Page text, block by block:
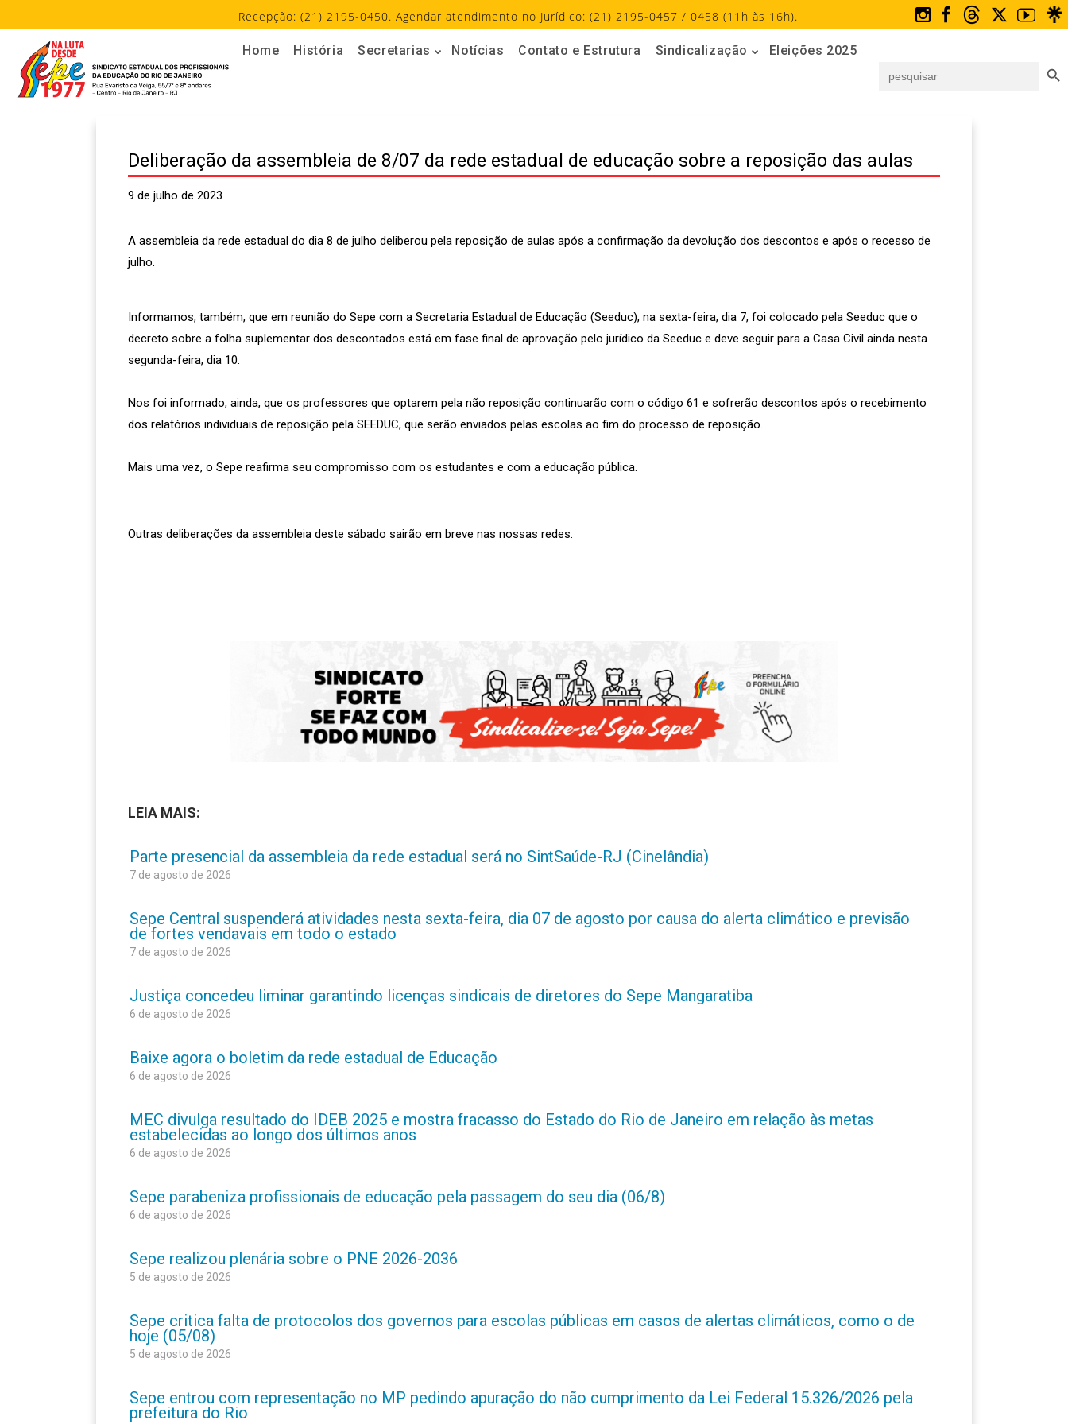
Recepção: (21) 2195-0450. Agendar atendimento no Jurídico: (21) 2195-0457 / 0458 (11h às 16h).
Home História Secretarias Notícias Contato e Estrutura Sindicalização
Eleições 2025
for:
Deliberação da assembleia de 8/07 da rede estadual de educação sobre a reposição das aulas
9 de julho de 2023
A assembleia da rede estadual do dia 8 de julho deliberou pela reposição de aulas após a confirmação da devolução dos descontos e após o recesso de
julho.
Informamos, também, que em reunião do Sepe com a Secretaria Estadual de Educação (Seeduc), na sexta-feira, dia 7, foi colocado pela Seeduc que o
decreto sobre a folha suplementar dos descontados está em fase final de aprovação pelo jurídico da Seeduc e deve seguir para a Casa Civil ainda nesta
segunda-feira, dia 10.
Nos foi informado, ainda, que os professores que optarem pela não reposição continuarão com o código 61 e sofrerão descontos após o recebimento
dos relatórios individuais de reposição pela SEEDUC, que serão enviados pelas escolas ao fim do processo de reposição.
Mais uma vez, o Sepe reafirma seu compromisso com os estudantes e com a educação pública.
Outras deliberações da assembleia deste sábado sairão em breve nas nossas redes.
LEIA MAIS:
Parte presencial da assembleia da rede estadual será no SintSaúde-RJ (Cinelândia)
7 de agosto de 2026
Sepe Central suspenderá atividades nesta sexta-feira, dia 07 de agosto por causa do alerta climático e previsão
de fortes vendavais em todo o estado
7 de agosto de 2026
Justiça concedeu liminar garantindo licenças sindicais de diretores do Sepe Mangaratiba
6 de agosto de 2026
Baixe agora o boletim da rede estadual de Educação
6 de agosto de 2026
MEC divulga resultado do IDEB 2025 e mostra fracasso do Estado do Rio de Janeiro em relação às metas
estabelecidas ao longo dos últimos anos
6 de agosto de 2026
Sepe parabeniza profissionais de educação pela passagem do seu dia (06/8)
6 de agosto de 2026
Sepe realizou plenária sobre o PNE 2026-2036
5 de agosto de 2026
Sepe critica falta de protocolos dos governos para escolas públicas em casos de alertas climáticos, como o de
hoje (05/08)
5 de agosto de 2026
Sepe entrou com representação no MP pedindo apuração do não cumprimento da Lei Federal 15.326/2026 pela
prefeitura do Rio